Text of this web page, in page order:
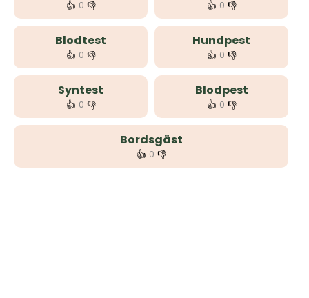
👍 0 👎 👍 0 👎
Blodtest
👍 0 👎
Hundpest
👍 0 👎
Syntest
👍 0 👎
Blodpest
👍 0 👎
Bordsgäst
👍 0 👎